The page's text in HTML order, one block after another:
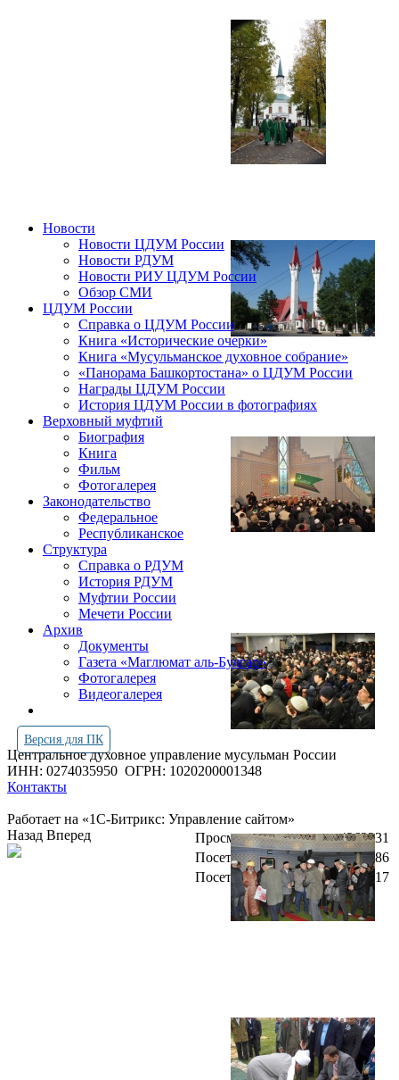
Новости
Новости ЦДУМ России
Новости РДУМ
Новости РИУ ЦДУМ России
Обзор СМИ
ЦДУМ России
Справка о ЦДУМ России
Книга «Исторические очерки»
Книга «Мусульманское духовное собрание»
«Панорама Башкортостана» о ЦДУМ России
Награды ЦДУМ России
История ЦДУМ России в фотографиях
Верховный муфтий
Биография
Книга
Фильм
Фотогалерея
Законодательство
Федеральное
Республиканское
Структура
Справка о РДУМ
История РДУМ
Муфтии России
Мечети России
Архив
Документы
Газета «Маглюмат аль-Булгар»
Фотогалерея
Видеогалерея
Версия для ПК
Центральное духовное управление мусульман России
ИНН: 0274035950 ОГРН: 1020200001348
Контакты
Работает на «1С-Битрикс: Управление сайтом»
Просмотров всего:
4262231
Посетителей сегодня:
2486
Посетителей в онлайн:
17
Назад Вперед